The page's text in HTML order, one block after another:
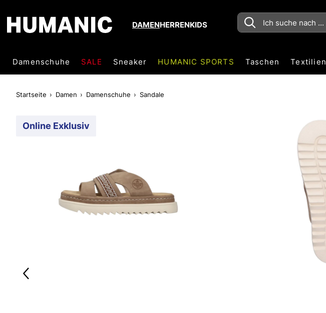
DAMENHERRENKIDS
Damenschuhe SALE Sneaker HUMANIC SPORTS Taschen Textilien
Startseite Damen Damenschuhe Sandale
Online Exklusiv